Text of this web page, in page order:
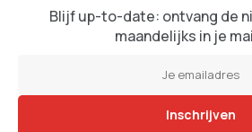
Blijf up-to-date: ontvang de
maandelijks in je